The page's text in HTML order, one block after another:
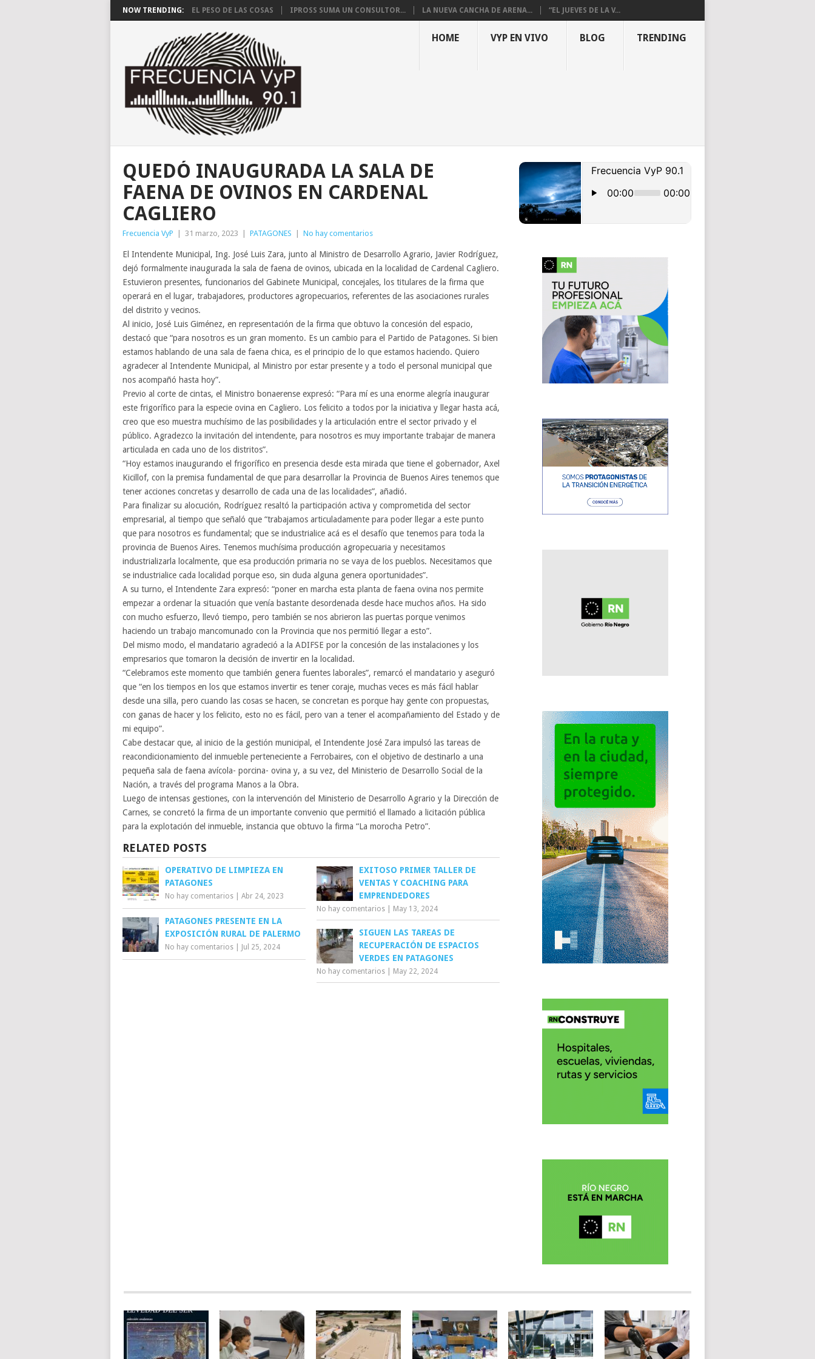
NOW TRENDING: EL PESO DE LAS COSAS IPROSS SUMA UN CONSULTOR... LA NUEVA CANCHA DE ARENA... “EL JUEVES DE LA V...
HOME VYP EN VIVO BLOG TRENDING
QUEDÓ INAUGURADA LA SALA DE
FAENA DE OVINOS EN CARDENAL
CAGLIERO
Frecuencia VyP 31 marzo, 2023 PATAGONES No hay comentarios
El Intendente Municipal, Ing. José Luis Zara, junto al Ministro de Desarrollo Agrario, Javier Rodríguez,
dejó formalmente inaugurada la sala de faena de ovinos, ubicada en la localidad de Cardenal Cagliero.
Estuvieron presentes, funcionarios del Gabinete Municipal, concejales, los titulares de la firma que
operará en el lugar, trabajadores, productores agropecuarios, referentes de las asociaciones rurales
del distrito y vecinos.
Al inicio, José Luis Giménez, en representación de la firma que obtuvo la concesión del espacio,
destacó que “para nosotros es un gran momento. Es un cambio para el Partido de Patagones. Si bien
estamos hablando de una sala de faena chica, es el principio de lo que estamos haciendo. Quiero
agradecer al Intendente Municipal, al Ministro por estar presente y a todo el personal municipal que
nos acompañó hasta hoy”.
Previo al corte de cintas, el Ministro bonaerense expresó: “Para mí es una enorme alegría inaugurar
este frigorífico para la especie ovina en Cagliero. Los felicito a todos por la iniciativa y llegar hasta acá,
creo que eso muestra muchísimo de las posibilidades y la articulación entre el sector privado y el
público. Agradezco la invitación del intendente, para nosotros es muy importante trabajar de manera
articulada en cada uno de los distritos”.
“Hoy estamos inaugurando el frigorífico en presencia desde esta mirada que tiene el gobernador, Axel
Kicillof, con la premisa fundamental de que para desarrollar la Provincia de Buenos Aires tenemos que
tener acciones concretas y desarrollo de cada una de las localidades”, añadió.
Para finalizar su alocución, Rodríguez resaltó la participación activa y comprometida del sector
empresarial, al tiempo que señaló que “trabajamos articuladamente para poder llegar a este punto
que para nosotros es fundamental; que se industrialice acá es el desafío que tenemos para toda la
provincia de Buenos Aires. Tenemos muchísima producción agropecuaria y necesitamos
industrializarla localmente, que esa producción primaria no se vaya de los pueblos. Necesitamos que
se industrialice cada localidad porque eso, sin duda alguna genera oportunidades”.
A su turno, el Intendente Zara expresó: “poner en marcha esta planta de faena ovina nos permite
empezar a ordenar la situación que venía bastante desordenada desde hace muchos años. Ha sido
con mucho esfuerzo, llevó tiempo, pero también se nos abrieron las puertas porque venimos
haciendo un trabajo mancomunado con la Provincia que nos permitió llegar a esto”.
Del mismo modo, el mandatario agradeció a la ADIFSE por la concesión de las instalaciones y los
empresarios que tomaron la decisión de invertir en la localidad.
“Celebramos este momento que también genera fuentes laborales”, remarcó el mandatario y aseguró
que “en los tiempos en los que estamos invertir es tener coraje, muchas veces es más fácil hablar
desde una silla, pero cuando las cosas se hacen, se concretan es porque hay gente con propuestas,
con ganas de hacer y los felicito, esto no es fácil, pero van a tener el acompañamiento del Estado y de
mi equipo”.
Cabe destacar que, al inicio de la gestión municipal, el Intendente José Zara impulsó las tareas de
reacondicionamiento del inmueble perteneciente a Ferrobaires, con el objetivo de destinarlo a una
pequeña sala de faena avícola- porcina- ovina y, a su vez, del Ministerio de Desarrollo Social de la
Nación, a través del programa Manos a la Obra.
Luego de intensas gestiones, con la intervención del Ministerio de Desarrollo Agrario y la Dirección de
Carnes, se concretó la firma de un importante convenio que permitió el llamado a licitación pública
para la explotación del inmueble, instancia que obtuvo la firma “La morocha Petro”.
RELATED POSTS
OPERATIVO DE LIMPIEZA EN
PATAGONES
No hay comentarios Abr 24, 2023
EXITOSO PRIMER TALLER DE
VENTAS Y COACHING PARA
EMPRENDEDORES
No hay comentarios May 13, 2024
PATAGONES PRESENTE EN LA
EXPOSICIÓN RURAL DE PALERMO
No hay comentarios Jul 25, 2024
SIGUEN LAS TAREAS DE
RECUPERACIÓN DE ESPACIOS
VERDES EN PATAGONES
No hay comentarios May 22, 2024